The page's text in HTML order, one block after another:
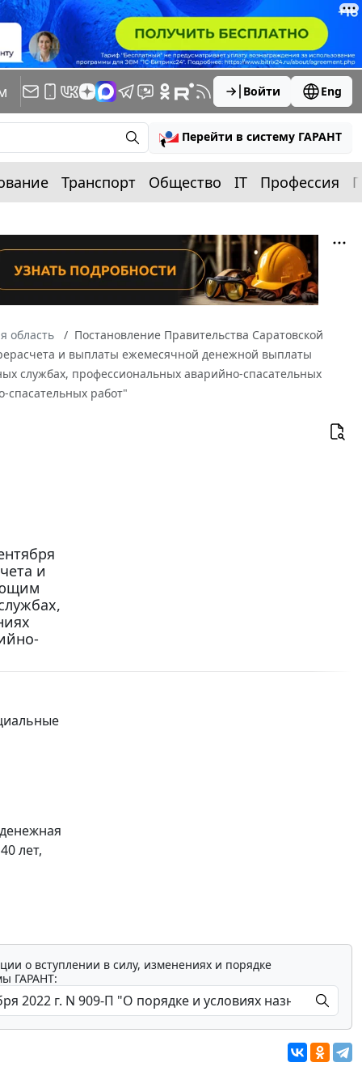
Войти Eng
Перейти в систему ГАРАНТ
Транспорт Общество IT Профессия
область
Постановление Правительства Саратовской
и выплаты ежемесячной денежной выплаты
службах, профессиональных аварийно-спасательных
спасательных работ"
и
лет,
о вступлении в силу, изменениях и порядке
ГАРАНТ: